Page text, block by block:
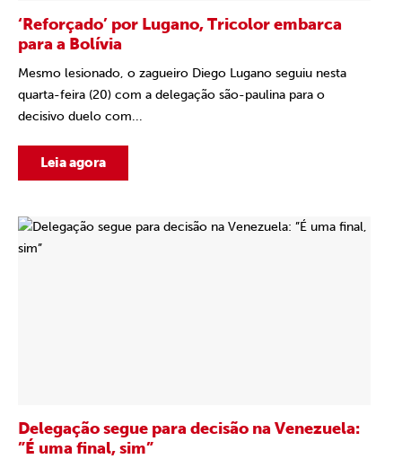
‘Reforçado’ por Lugano, Tricolor embarca
para a Bolívia
Mesmo lesionado, o zagueiro Diego Lugano seguiu nesta
quarta-feira (20) com a delegação são-paulina para o
decisivo duelo com...
Leia agora
Delegação segue para decisão na Venezuela:
”É uma final, sim”